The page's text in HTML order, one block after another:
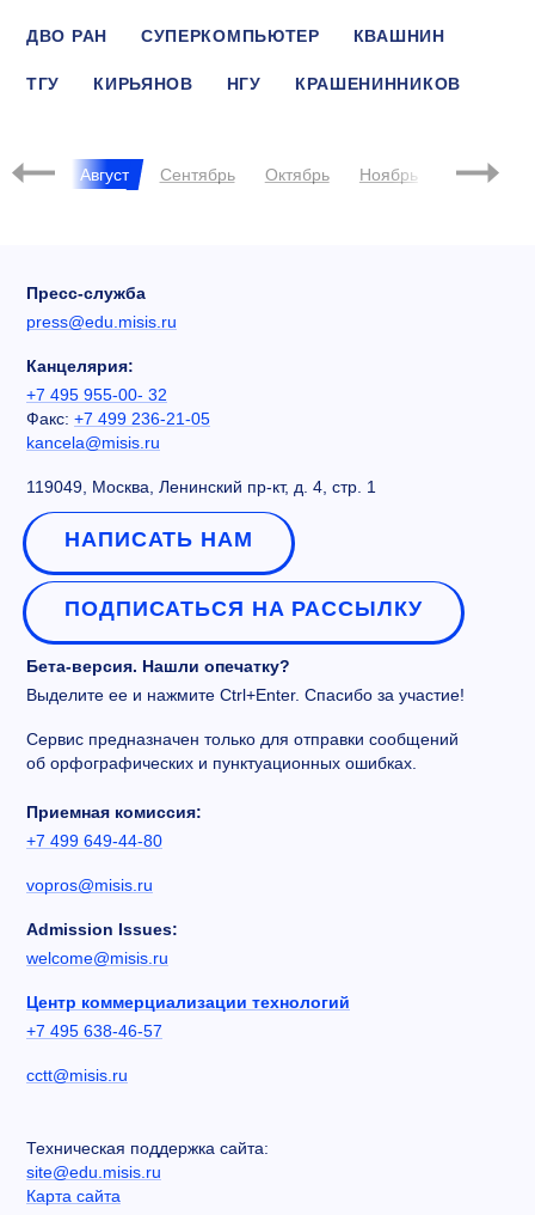
ДВО РАН СУПЕРКОМПЬЮТЕР КВАШНИН
ТГУ КИРЬЯНОВ НГУ КРАШЕНИННИКОВ
Июль Август Сентябрь Октябрь Ноябрь Декабрь
Пресс-служба
press@edu.misis.ru
Канцелярия:
+7 495 955-00- 32
Факс: +7 499 236-21-05
kancela@misis.ru
119049, Москва, Ленинский пр-кт, д. 4, стр. 1
НАПИСАТЬ НАМ
ПОДПИСАТЬСЯ НА РАССЫЛКУ
Бета-версия. Нашли опечатку?
Выделите ее и нажмите Ctrl+Enter. Спасибо за участие!
Сервис предназначен только для отправки сообщений
об орфографических и пунктуационных ошибках.
Приемная комиссия:
+7 499 649-44-80
vopros@misis.ru
Admission Issues:
welcome@misis.ru
Центр коммерциализации технологий
+7 495 638-46-57
cctt@misis.ru
Техническая поддержка сайта:
site@edu.misis.ru
Карта сайта